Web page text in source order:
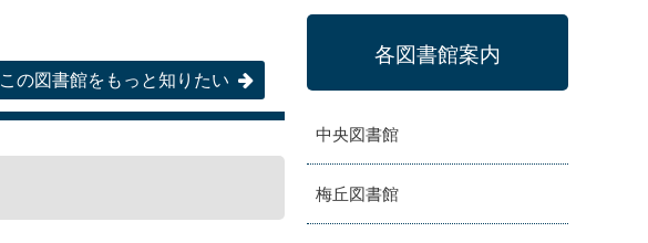
この図書館をもっと知りたい
各図書館案内
中央図書館
梅丘図書館